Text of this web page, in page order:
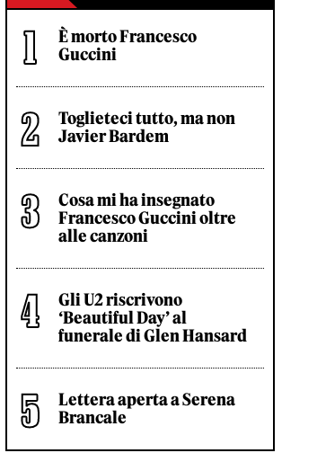
È morto Francesco
Guccini
Toglieteci tutto, ma non
Javier Bardem
Cosa mi ha insegnato
Francesco Guccini oltre
alle canzoni
Gli U2 riscrivono
‘Beautiful Day’ al
funerale di Glen Hansard
Lettera aperta a Serena
Brancale